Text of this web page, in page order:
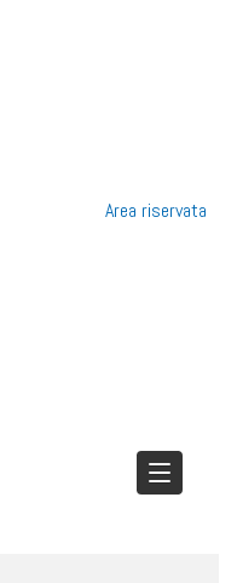
Area riservata